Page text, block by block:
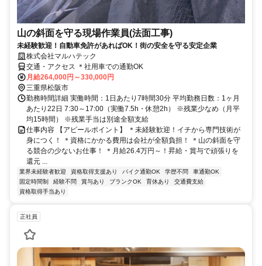
山の斜面を守る現場作業員(法面工事)
未経験歓迎！自動車免許があればOK！街の安全を守る安定企業
株式会社マルハテック
交通・アクセス ＊社用車での通勤OK
月給264,000円～330,000円
三重県松阪市
勤務時間詳細 実働時間：1日あたり7時間30分 平均勤務日数：1ヶ月
あたり22日 7:30～17:00（実働7.5h・休憩2h） ※残業少なめ（月平
均15時間） ※残業手当は別途全額支給
仕事内容 【アピールポイント】 ＊未経験歓迎！イチから専門技術が
身につく！ ＊資格にかかる費用は会社が全額負担！ ＊山の斜面を守
る競合の少ないお仕事！ ＊月給26.4万円～！昇給・賞与で頑張りを
還元 ...
業界未経験者歓迎 資格取得支援あり バイク通勤OK 学歴不問
車通勤OK
固定時間制
経験不問 賞与あり ブランクOK 育休あり
交通費支給
資格取得手当あり
正社員